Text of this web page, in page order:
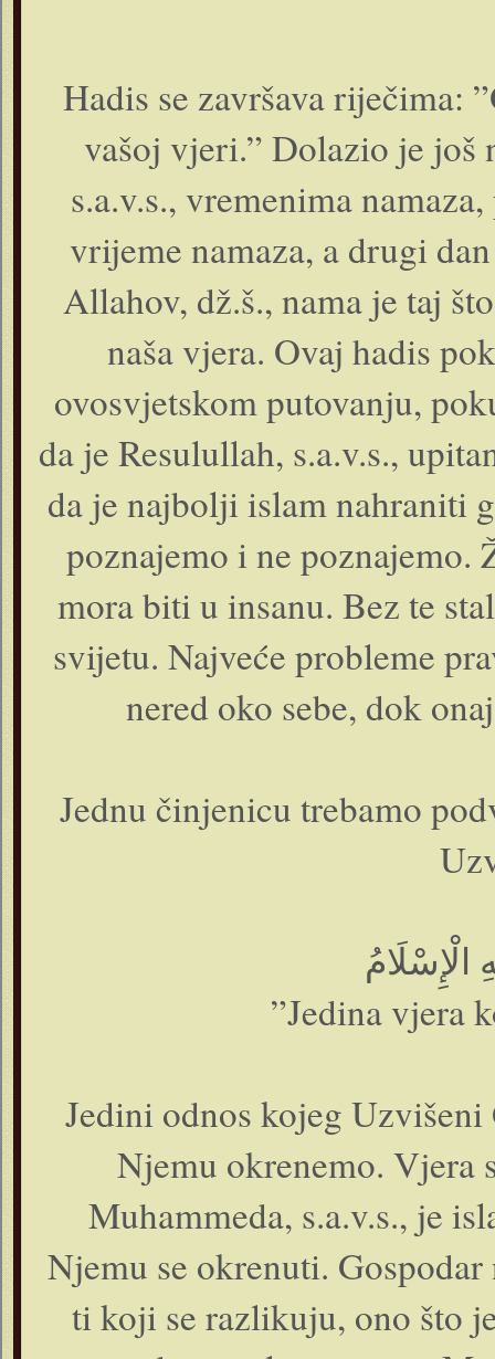
Hadis se završava riječima:
vašoj vjeri.” Dolazio je još
s.a.v.s., vremenima
vrijeme namaza, a drugi
Allahov, dž.š., nama je taj
naša vjera. Ovaj hadis
ovosvjetskom putovanju,
da je Resulullah, s.a.v.s.,
da je najbolji islam nahraniti
poznajemo i ne
mora biti u insanu. Bez te
svijetu. Najveće probleme
nered oko sebe, dok
Jednu činjenicu trebamo
”Jedina vjera
Jedini odnos kojeg Uzvišeni
Njemu okrenemo. Vjera
Muhammeda, s.a.v.s., je
Njemu se okrenuti.
ti koji se razlikuju, ono što